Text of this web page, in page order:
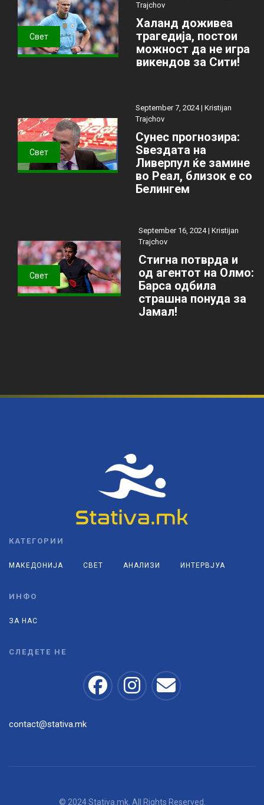
Свет
Trajchov
Халанд доживеа
трагедија, постои
можност да не игра
викендов за Сити!
Свет
September 7, 2024 | Kristijan
Trajchov
Сунес прогнозира:
Ѕвездата на
Ливерпул ќе замине
во Реал, близок е со
Белингем
Свет
September 16, 2024 | Kristijan
Trajchov
Стигна потврда и
од агентот на Олмо:
Барса одбила
страшна понуда за
Јамал!
КАТЕГОРИИ
МАКЕДОНИЈА СВЕТ АНАЛИЗИ ИНТЕРВЈУА
ИНФО
ЗА НАС
СЛЕДЕТЕ НЕ
contact@stativa.mk
© 2024 Stativa.mk. All Rights Reserved.